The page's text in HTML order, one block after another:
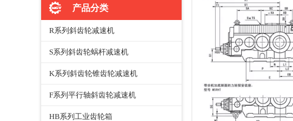
产品分类
R系列斜齿轮减速机
S系列斜齿轮蜗杆减速机
K系列斜齿轮锥齿轮减速机
F系列平行轴斜齿轮减速机
HB系列工业齿轮箱